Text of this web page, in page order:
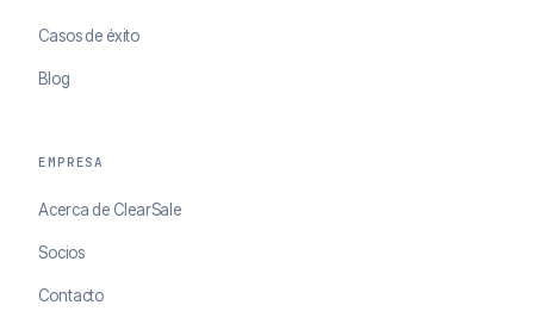
Casos de éxito
Blog
EMPRESA
Acerca de ClearSale
Socios
Contacto